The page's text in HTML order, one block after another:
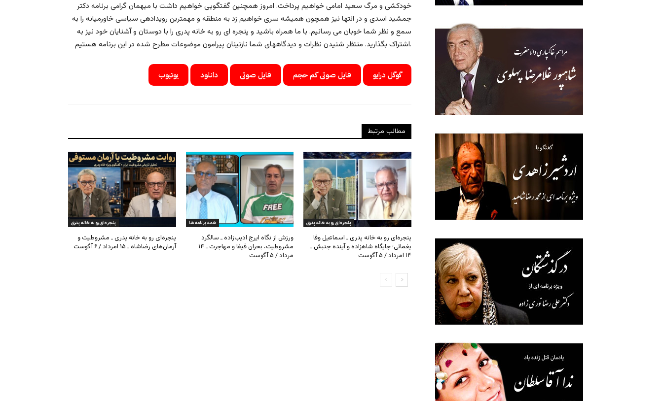
خودکشی و مرگ سعید امامی خواهیم پرداخت. امروز همچنین گفتگویی خواهیم داشت با میهمان گرامی برنامه دکتر
جمشید اسدی و در انتها نیز همچون همیشه سری خواهیم زد به منطقه و مهمترین رویدادهی سیاسی خاورمیانه را به
سمع و نظر شما خوبان می رسانیم. با ما همراه باشید و پنجره ای رو به خانه پدری را با دوستان و آشنایان خود نیز به
اشتراک بگذارید. منتظر شنیدن نظرات و دیدگاههای شما نازنینان پیرامون موضوعات مطرح شده در این برنامه هستیم.
یوتیوب دانلود فایل صوتی فایل صوتی کم حجم گوگل درایو
مطالب مرتبط
پنجره‌ای رو به خانه پدری
پنجره‌ای رو به خانه پدری ـ مشروطیت و
آرمان‌های رضاشاه ـ ۱۵ امرداد / ۶ آگوست
همه برنامه ها
ورزش از نگاه ایرج ادیب‌زاده ـ سالگرد
مشروطیت، بحران فیفا و مهاجرت ـ ۱۴
مرداد / ۵ آگوست
پنجره‌ای رو به خانه پدری
پنجره‌ای رو به خانه پدری ـ اسماعیل وفا
یغمائی؛ جایگاه شاهزاده و آینده جنبش ـ
۱۴ امرداد / ۵ آگوست